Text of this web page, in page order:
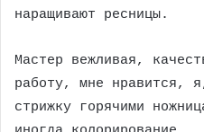
наращивают ресницы.
Мастер вежливая,
работу, мне нравится,
стрижку горячими